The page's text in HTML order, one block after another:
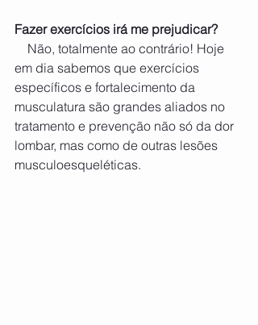
Fazer exercícios irá me prejudicar?
Não, totalmente ao contrário! Hoje
em dia sabemos que exercícios
específicos e fortalecimento da
musculatura são grandes aliados no
tratamento e prevenção não só da dor
lombar, mas como de outras lesões
musculoesqueléticas.